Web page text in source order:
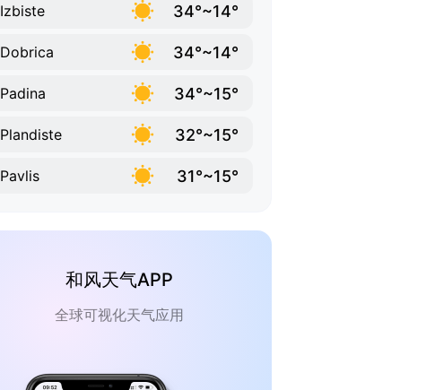
Izbiste 34°~14°
Dobrica 34°~14°
Padina 34°~15°
Plandiste 32°~15°
Pavlis 31°~15°
和风天气APP
全球可视化天气应用